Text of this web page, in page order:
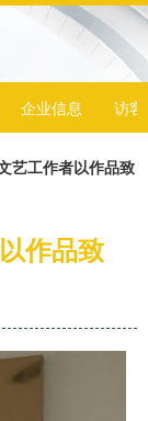
企业信息 访客
艺工作者以作品致
作品致